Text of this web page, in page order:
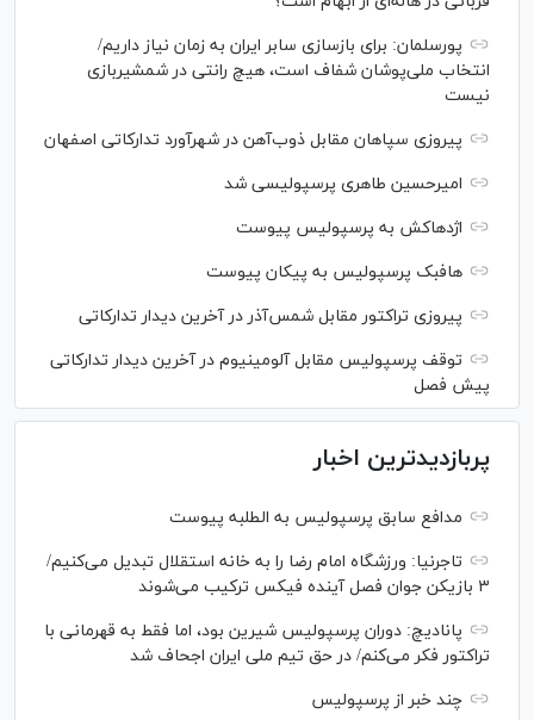
پورسلمان: برای بازسازی سابر ایران به زمان نیاز داریم/
انتخاب ملی‌پوشان شفاف است، هیچ رانتی در شمشیربازی
نیست
پیروزی سپاهان مقابل ذوب‌آهن در شهرآورد تدارکاتی اصفهان
امیرحسین طاهری پرسپولیسی شد
اژدهاکش به پرسپولیس پیوست
هافبک پرسپولیس به پیکان پیوست
پیروزی تراکتور مقابل شمس‌آذر در آخرین دیدار تدارکاتی
توقف پرسپولیس مقابل آلومینیوم در آخرین دیدار تدارکاتی
پیش فصل
پربازدیدترین اخبار
مدافع سابق پرسپولیس به الطلبه پیوست
تاجرنیا: ورزشگاه امام رضا را به خانه استقلال تبدیل می‌کنیم/
۳ بازیکن جوان فصل آینده فیکس ترکیب می‌شوند
پانادیچ: دوران پرسپولیس شیرین بود، اما فقط به قهرمانی با
تراکتور فکر می‌کنم/ در حق تیم ملی ایران اجحاف شد
چند خبر از پرسپولیس